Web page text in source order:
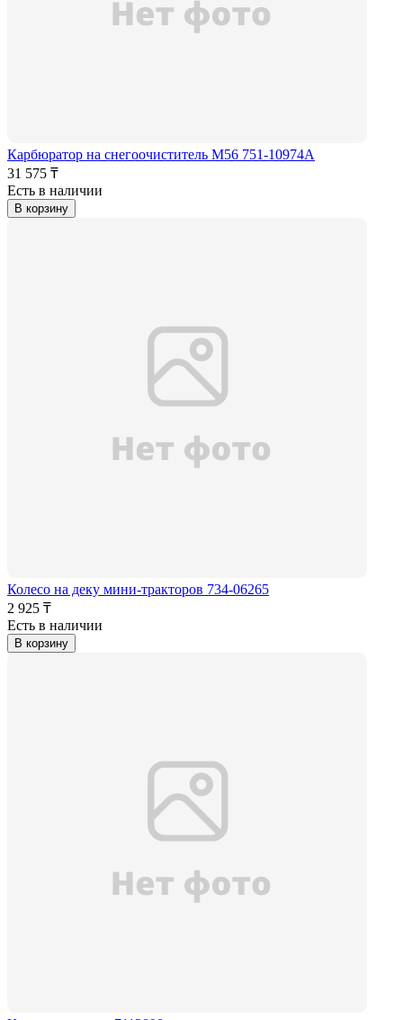
Карбюратор на снегоочиститель M56 751-10974А
31 575 ₸
Есть в наличии
В корзину
Колесо на деку мини-тракторов 734-06265
2 925 ₸
Есть в наличии
В корзину